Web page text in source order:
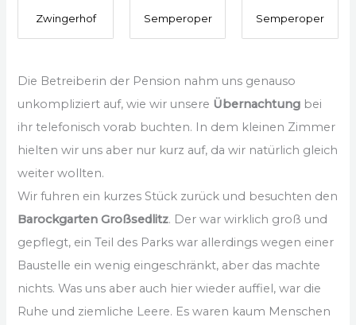
Zwingerhof Semperoper Semperoper
Die Betreiberin der Pension nahm uns genauso
unkompliziert auf, wie wir unsere Übernachtung bei
ihr telefonisch vorab buchten. In dem kleinen Zimmer
hielten wir uns aber nur kurz auf, da wir natürlich gleich
weiter wollten.
Wir fuhren ein kurzes Stück zurück und besuchten den
Barockgarten Großsedlitz. Der war wirklich groß und
gepflegt, ein Teil des Parks war allerdings wegen einer
Baustelle ein wenig eingeschränkt, aber das machte
nichts. Was uns aber auch hier wieder auffiel, war die
Ruhe und ziemliche Leere. Es waren kaum Menschen